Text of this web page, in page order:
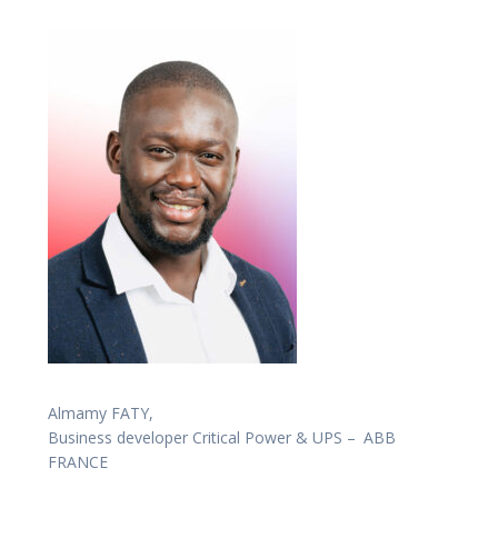
Almamy FATY,
Business developer Critical Power & UPS – ABB
FRANCE